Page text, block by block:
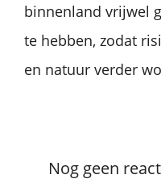
binnenland vrijwel
te hebben, zodat
en natuur verder
Nog geen